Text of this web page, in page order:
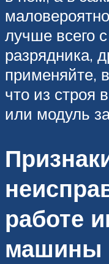
лучше всего
разрядника,
применяйте,
что из строя
или модуль
работе
машины